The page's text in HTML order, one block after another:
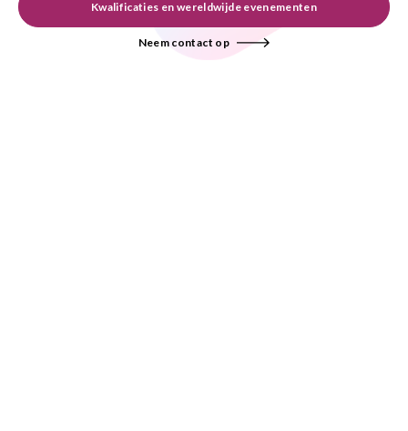
Kwalificaties en wereldwijde evenementen
Neem contact op